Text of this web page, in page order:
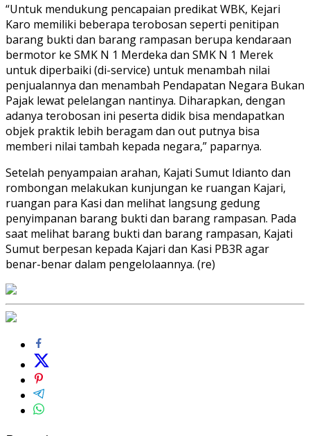
“Untuk mendukung pencapaian predikat WBK, Kejari
Karo memiliki beberapa terobosan seperti penitipan
barang bukti dan barang rampasan berupa kendaraan
bermotor ke SMK N 1 Merdeka dan SMK N 1 Merek
untuk diperbaiki (di-service) untuk menambah nilai
penjualannya dan menambah Pendapatan Negara Bukan
Pajak lewat pelelangan nantinya. Diharapkan, dengan
adanya terobosan ini peserta didik bisa mendapatkan
objek praktik lebih beragam dan out putnya bisa
memberi nilai tambah kepada negara,” paparnya.
Setelah penyampaian arahan, Kajati Sumut Idianto dan
rombongan melakukan kunjungan ke ruangan Kajari,
ruangan para Kasi dan melihat langsung gedung
penyimpanan barang bukti dan barang rampasan. Pada
saat melihat barang bukti dan barang rampasan, Kajati
Sumut berpesan kepada Kajari dan Kasi PB3R agar
benar-benar dalam pengelolaannya. (re)